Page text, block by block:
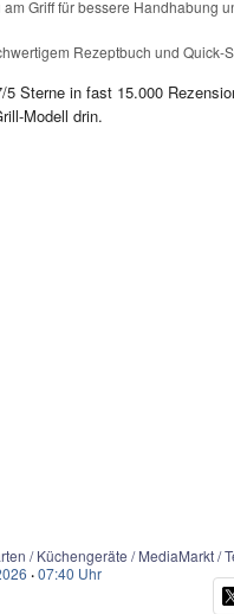
Griff für bessere Handhabung
Rezeptbuch und Quick-
Sterne in fast 15.000
Modell drin.
/ Küchengeräte / MediaMarkt /
·07:40 Uhr